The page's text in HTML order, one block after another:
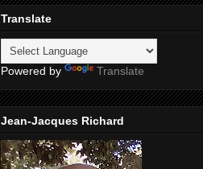
Translate
Powered by Translate
Jean-Jacques Richard